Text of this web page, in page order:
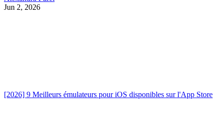
Jun 2, 2026
[2026] 9 Meilleurs émulateurs pour iOS disponibles sur l'App Store